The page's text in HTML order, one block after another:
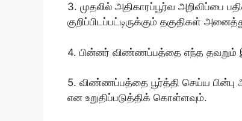
3. முதலில் அதிகாரப்பூர்வ அறிவிப்பை
குறிப்பிடப்பட்டிருக்கும் தகுதிகள்
4. பின்னர் விண்ணப்பத்தை எந்த தவறும்
5. விண்ணப்பத்தை பூர்த்தி செய்ய பின்பு
என உறுதிப்படுத்திக் கொள்ளவும்.